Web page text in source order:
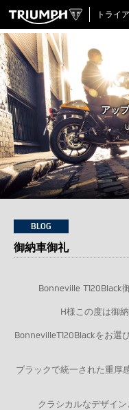
トライ
新車在庫情報
試乗車一覧
認定中古車
アクセサリー
クロージング
アップデート
店舗情報
採用情報
アッ
BLOG
御納車御礼
Bonneville T120Black
H様この度は御
BonnevilleT120Blackをお選
ブラックで統一された重厚
クラシカルなデザイ